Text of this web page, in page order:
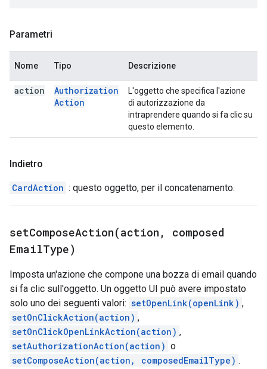
Parametri
Nome Tipo Descrizione
action
Authorization
Action
L'oggetto che specifica l'azione
di autorizzazione da
intraprendere quando si fa clic su
questo elemento.
Indietro
CardAction : questo oggetto, per il concatenamento.
setComposeAction(action ,
composed
EmailType)
Imposta un'azione che compone una bozza di email quando
si fa clic sull'oggetto. Un oggetto UI può avere impostato
solo uno dei seguenti valori: setOpenLink(openLink) ,
setOnClickAction(action) ,
setOnClickOpenLinkAction(action) ,
setAuthorizationAction(action) o
setComposeAction(action, composedEmailType) .